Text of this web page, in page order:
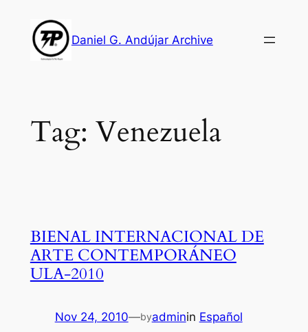
content
Daniel G. Andújar Archive
Tag: Venezuela
BIENAL INTERNACIONAL DE
ARTE CONTEMPORÁNEO
ULA-2010
Nov 24, 2010—byadminin Español